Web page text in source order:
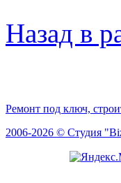
Назад в
Ремонт под ключ,
2006-2026 © Студия